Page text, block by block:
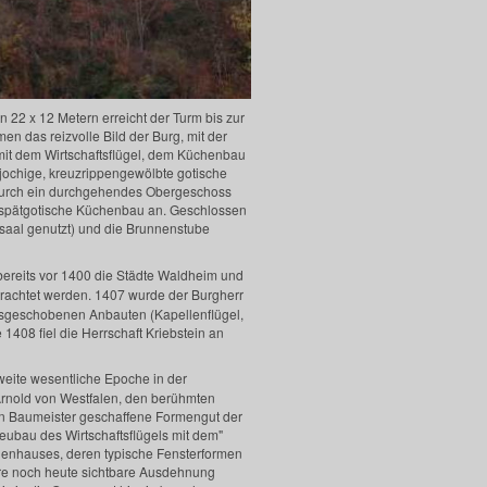
x 12 Metern erreicht der Turm bis zur
das reizvolle Bild der Burg, mit der
dem Wirtschaftsflügel, dem Küchenbau
kreuzrippengewölbte gotische
ein durchgehendes Obergeschoss
Küchenbau an. Geschlossen
genutzt) und die Brunnenstube
vor 1400 die Städte Waldheim und
werden. 1407 wurde der Burgherr
Anbauten (Kapellenflügel,
fiel die Herrschaft Kriebstein an
wesentliche Epoche in der
von Westfalen, den berühmten
geschaffene Formengut der
des Wirtschaftsflügels mit dem"
deren typische Fensterformen
noch heute sichtbare Ausdehnung